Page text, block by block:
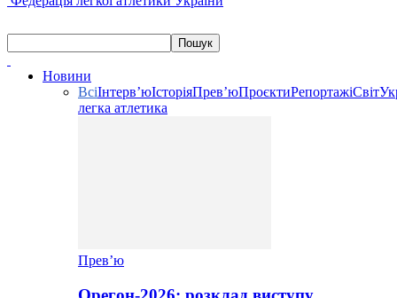
Новини
ВсіІнтерв’юІсторіяПрев’юПроєктиРепортажіСвіт
легка атлетика
Прев’ю